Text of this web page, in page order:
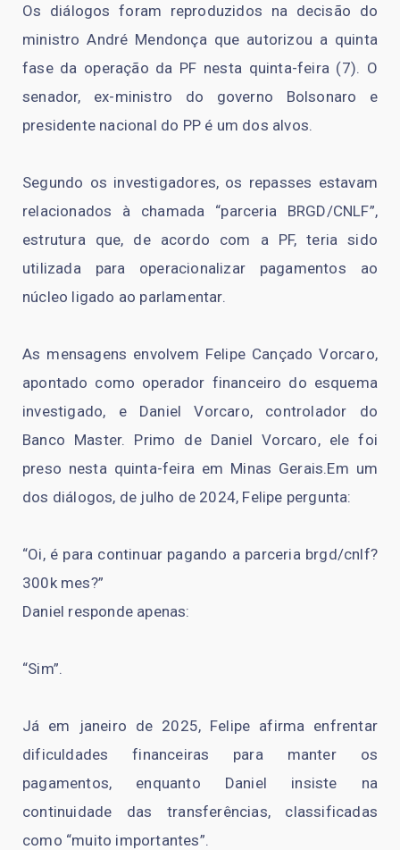
Os diálogos foram reproduzidos na decisão do
ministro André Mendonça que autorizou a quinta
fase da operação da PF nesta quinta-feira (7). O
senador, ex-ministro do governo Bolsonaro e
presidente nacional do PP é um dos alvos.
Segundo os investigadores, os repasses estavam
relacionados à chamada “parceria BRGD/CNLF”,
estrutura que, de acordo com a PF, teria sido
utilizada para operacionalizar pagamentos ao
núcleo ligado ao parlamentar.
As mensagens envolvem Felipe Cançado Vorcaro,
apontado como operador financeiro do esquema
investigado, e Daniel Vorcaro, controlador do
Banco Master. Primo de Daniel Vorcaro, ele foi
preso nesta quinta-feira em Minas Gerais.Em um
dos diálogos, de julho de 2024, Felipe pergunta:
“Oi, é para continuar pagando a parceria brgd/cnlf?
300k mes?”
Daniel responde apenas:
“Sim”.
Já em janeiro de 2025, Felipe afirma enfrentar
dificuldades financeiras para manter os
pagamentos, enquanto Daniel insiste na
continuidade das transferências, classificadas
como “muito importantes”.